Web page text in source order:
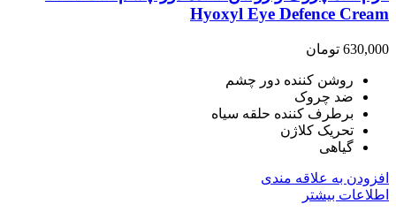
Hyoxyl Eye Defence Cream
630,000 تومان
روشن کننده دور چشم
ضد چروک
برطرف کننده حلقه سیاه
تحریک کلاژن
گیاهی
افزودن به علاقه مندی
اطلاعات بیشتر